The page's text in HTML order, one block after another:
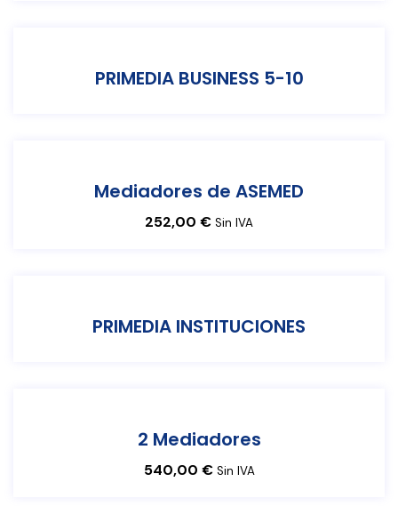
PRIMEDIA BUSINESS 5-10
Mediadores de ASEMED
252,00 € Sin IVA
PRIMEDIA INSTITUCIONES
2 Mediadores
540,00 € Sin IVA